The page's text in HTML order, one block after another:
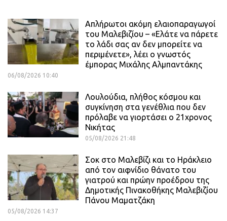
Απλήρωτοι ακόμη ελαιοπαραγωγοί
του Μαλεβιζίου – «Ελάτε να πάρετε
το λάδι σας αν δεν μπορείτε να
περιμένετε», λέει ο γνωστός
έμπορας Μιχάλης Αλμπαντάκης
06/08/2026 10:40
Λουλούδια, πλήθος κόσμου και
συγκίνηση στα γενέθλια που δεν
πρόλαβε να γιορτάσει ο 21χρονος
Νικήτας
05/08/2026 21:48
Σοκ στο Μαλεβίζι και το Ηράκλειο
από τον αιφνίδιο θάνατο του
γιατρού και πρώην προέδρου της
Δημοτικής Πινακοθήκης Μαλεβιζίου
Πάνου Μαματζάκη
05/08/2026 14:37